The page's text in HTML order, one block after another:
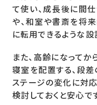
て使い、成長後に間
や、和室や書斎を将
に転用できるような設
また、高齢になってか
寝室を配置する、段
ステージの変化に対
検討しておくと安心で